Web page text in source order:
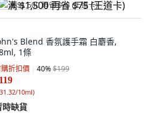
满 $1,500 再省 $75 (王道卡)
Blend 香氛護手霜 白麝香,
1條
折扣價 40%$199
10ml)
時缺貨